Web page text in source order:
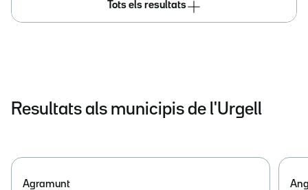
Tots els resultats
Resultats als municipis de l'Urgell
Agramunt